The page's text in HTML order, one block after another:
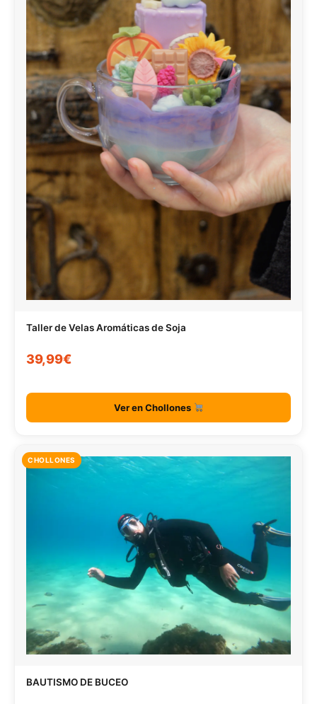
Taller de Velas Aromáticas de Soja
39,99€
Ver en Chollones
CHOLLONES
BAUTISMO DE BUCEO